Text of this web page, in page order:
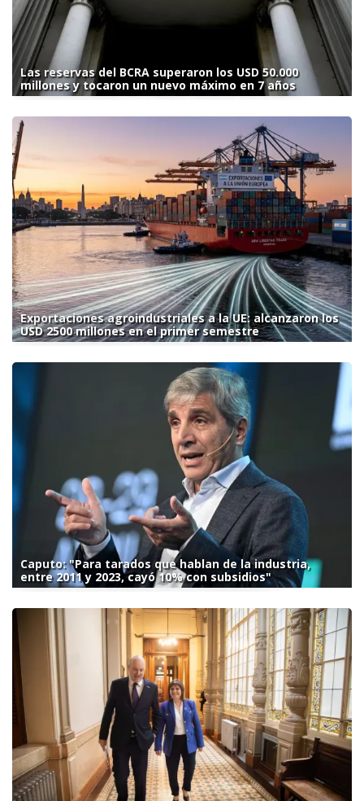
Las reservas del BCRA superaron los USD 50.000
millones y tocaron un nuevo máximo en 7 años
Exportaciones agroindustriales a la UE: alcanzaron los
USD 2500 millones en el primer semestre
Caputo: "Para tarados que hablan de la industria,
entre 2011 y 2023, cayó 10% con subsidios"